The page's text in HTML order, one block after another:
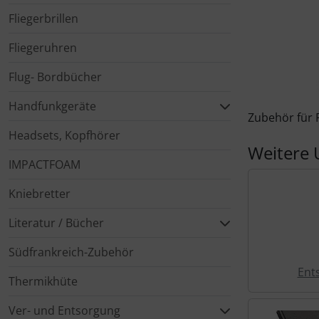
Fliegerbrillen
Fliegeruhren
Flug- Bordbücher
Handfunkgeräte
Headsets, Kopfhörer
IMPACTFOAM
Kniebretter
Literatur / Bücher
Südfrankreich-Zubehör
Thermikhüte
Ver- und Entsorgung
Zubehör für
Weitere
Fallschirme
FLARM® und ADS-B
Gurte
Headsets, Kopfhörer
Fliegeruhren
Für Pilotenkinder
Kalender
Magnetflugzeuge
Literatur / Bücher
Südfrankreich-Zubehör
Warm und Kalt
Sonstiges